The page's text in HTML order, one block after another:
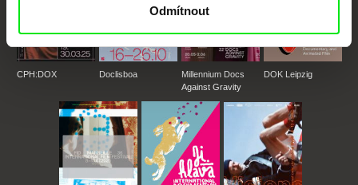
Odmítnout
CPH:DOX Doclisboa
Millennium Docs
Against Gravity
DOK Leipzig